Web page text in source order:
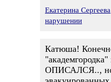
Екатерина Сергеева
нарушении
Катюша!
ОПИСАЛСЯ.., но